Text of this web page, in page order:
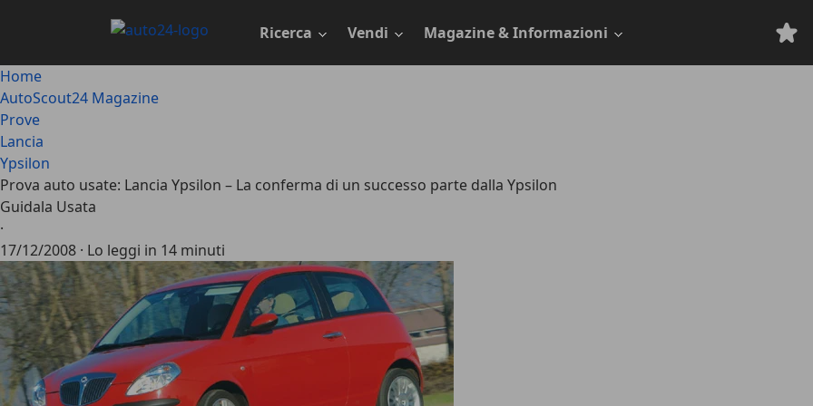
principale
Ricerca Vendi Magazine & Informazioni
Home
AutoScout24 Magazine
Prove
Lancia
Ypsilon
Prova auto usate: Lancia Ypsilon – La conferma di un successo parte dalla Ypsilon
Guidala Usata
·
17/12/2008 · Lo leggi in 14 minuti